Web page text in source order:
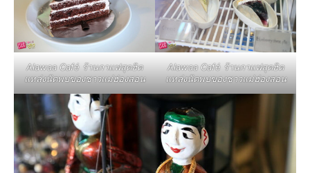
Alawaa Café ร้านกาแฟสุดฮิต
แหล่งนัดพบของชาวแม่ฮ่องสอน
Alawaa Café ร้านกาแฟสุดฮิต
แหล่งนัดพบของชาวแม่ฮ่องสอน